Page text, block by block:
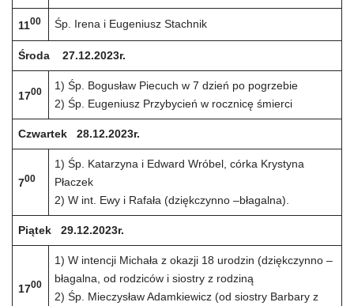
1100 Śp. Irena i Eugeniusz Stachnik
Środa 27.12.2023r.
1700
1) Śp. Bogusław Piecuch w 7 dzień po pogrzebie
2) Śp. Eugeniusz Przybycień w rocznicę śmierci
Czwartek 28.12.2023r.
700
1) Śp. Katarzyna i Edward Wróbel, córka Krystyna
Płaczek
2) W int. Ewy i Rafała (dziękczynno –błagalna).
Piątek 29.12.2023r.
1700
1) W intencji Michała z okazji 18 urodzin (dziękczynno –
błagalna, od rodziców i siostry z rodziną
2) Śp. Mieczysław Adamkiewicz (od siostry Barbary z